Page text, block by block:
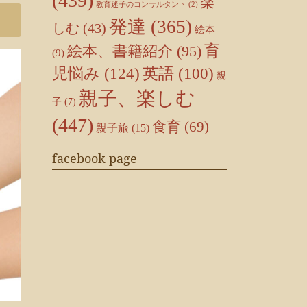
教育迷子のコンサルタント (2)
しむ (43) 発達 (365) 絵本
(9) 絵本、書籍紹介 (95)育
児悩み (124) 英語 (100) 親
子 (7) 親子、楽しむ
(447) 親子旅 (15) 食育 (69)
facebook page